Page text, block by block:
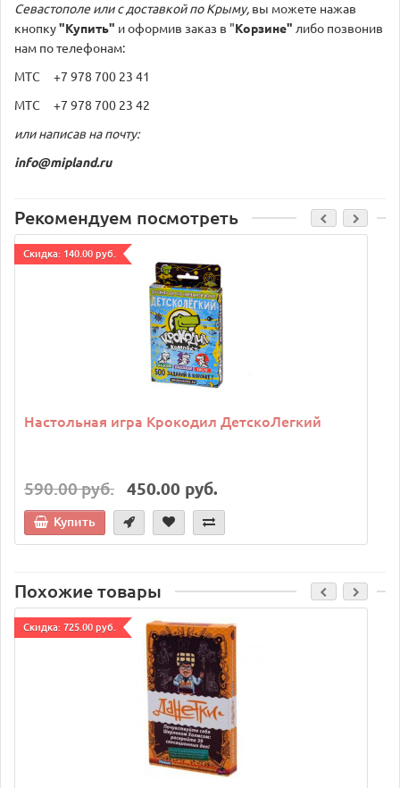
Севастополе или с доставкой по Крыму, вы можете нажав
кнопку"Купить" и оформив заказ в "Корзине" либо позвонив
нам по телефонам:
МТС +7 978 700 23 41
МТС +7 978 700 23 42
или написав на почту:
info@mipland.ru
Рекомендуем посмотреть
Cкидка: 140.00 руб.
Настольная игра Крокодил ДетскоЛегкий
590.00 руб. 450.00 руб.
Купить
Похожие товары
Cкидка: 725.00 руб.